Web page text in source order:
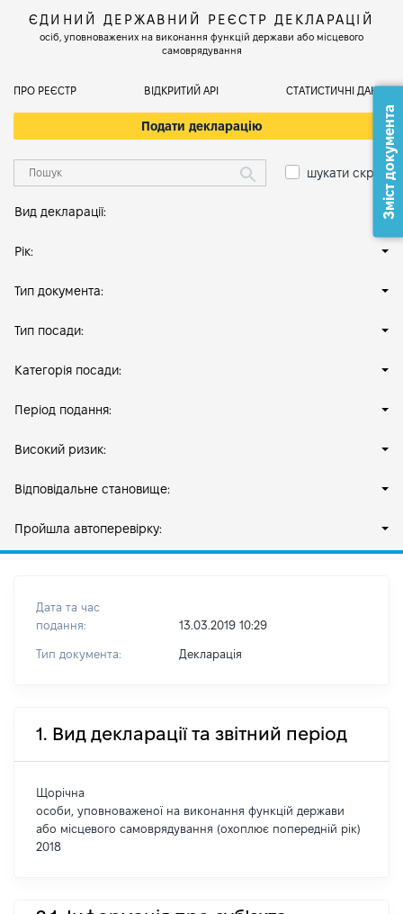
ЄДИНИЙ ДЕРЖАВНИЙ РЕЄСТР ДЕКЛАРАЦІЙ
осіб, уповноважених на виконання функцій держави або місцевого
самоврядування
ПРО РЕЄСТР ВІДКРИТИЙ АРІ СТАТИСТИЧНІ ДАНІ
Подати декларацію
шукати скрізь
Вид декларації:
Рік:
Тип документа:
Тип посади:
Категорія посади:
Період подання:
Високий ризик:
Відповідальне становище:
Пройшла автоперевірку:
Дата та час
подання:
13.03.2019 10:29
Тип документа: Декларація
1. Вид декларації та звітний період
Щорічна
особи, уповноваженої на виконання функцій держави
або місцевого самоврядування (охоплює попередній рік)
2018
Зміст документа